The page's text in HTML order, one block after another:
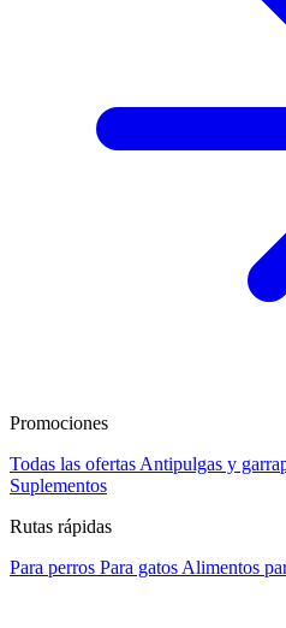
Promociones
Todas las ofertas Antipulgas y
Suplementos
Rutas rápidas
Para perros Para gatos Alimentos